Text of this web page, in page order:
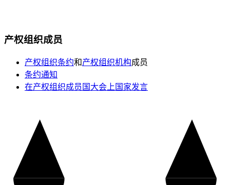
产权组织成员
产权组织条约和产权组织机构成员
条约通知
在产权组织成员国大会上国家发言